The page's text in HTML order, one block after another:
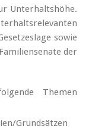
Unterhaltshöhe.
sowie
der
Themen
Grundsätzen